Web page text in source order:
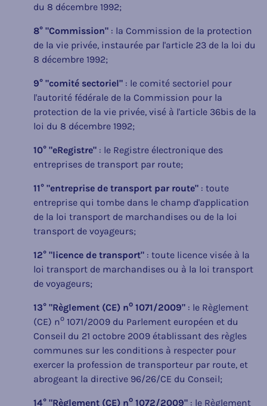
du 8 décembre 1992;
8° "Commission" : la Commission de la protection
de la vie privée, instaurée par l'article 23 de la loi du
8 décembre 1992;
9° "comité sectoriel" : le comité sectoriel pour
l'autorité fédérale de la Commission pour la
protection de la vie privée, visé à l'article 36bis de la
loi du 8 décembre 1992;
10° "eRegistre" : le Registre électronique des
entreprises de transport par route;
11° "entreprise de transport par route" : toute
entreprise qui tombe dans le champ d'application
de la loi transport de marchandises ou de la loi
transport de voyageurs;
12° "licence de transport" : toute licence visée à la
loi transport de marchandises ou à la loi transport
de voyageurs;
13° "Règlement (CE) no 1071/2009" : le Règlement
(CE) no 1071/2009 du Parlement européen et du
Conseil du 21 octobre 2009 établissant des règles
communes sur les conditions à respecter pour
exercer la profession de transporteur par route, et
abrogeant la directive 96/26/CE du Conseil;
14° "Règlement (CE) no 1072/2009" : le Règlement